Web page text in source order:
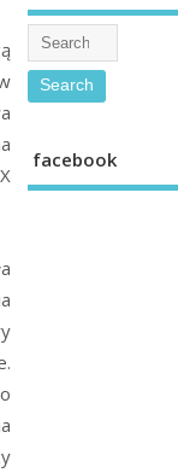
facebook